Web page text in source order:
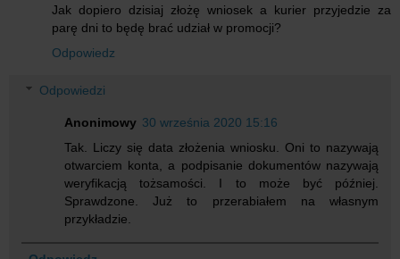
Jak dopiero dzisiaj złożę wniosek a kurier przyjedzie za
parę dni to będę brać udział w promocji?
Odpowiedz
Odpowiedzi
Anonimowy 30 września 2020 15:16
Tak. Liczy się data złożenia wniosku. Oni to nazywają
otwarciem konta, a podpisanie dokumentów nazywają
weryfikacją tożsamości. I to może być później.
Sprawdzone. Już to przerabiałem na własnym
przykładzie.